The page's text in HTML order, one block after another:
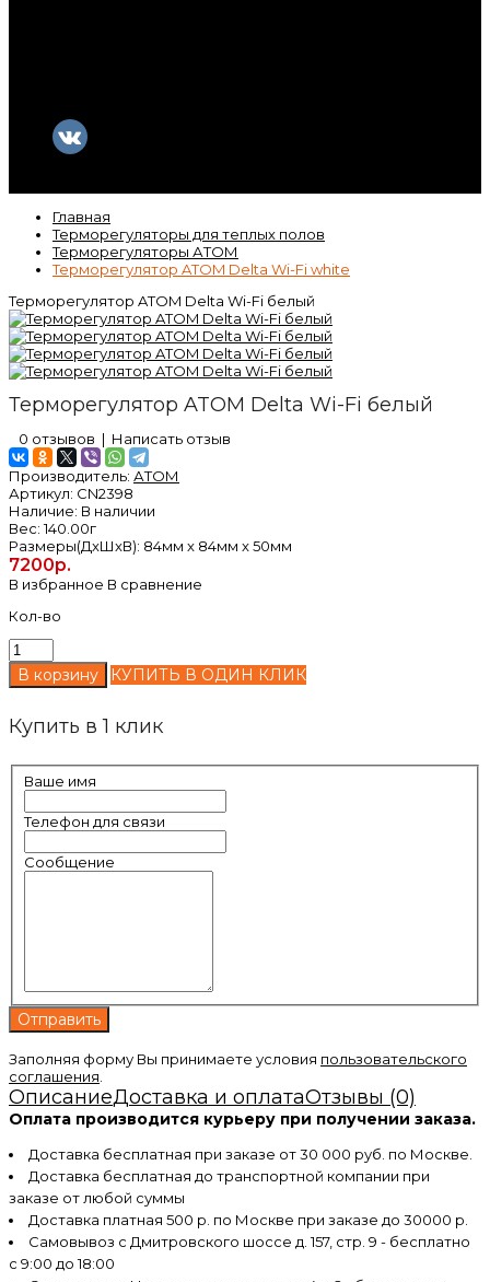
Главная
Терморегуляторы для теплых полов
Терморегуляторы АТОМ
Терморегулятор ATOM Delta Wi-Fi white
Терморегулятор ATOM Delta Wi-Fi белый
Терморегулятор ATOM Delta Wi-Fi белый
0 отзывов | Написать отзыв
Производитель: АТОМ
Артикул: CN2398
Наличие: В наличии
Вес:140.00г
Размеры(ДxШxВ): 84мм x 84мм x 50мм
7200р.
В избранное В сравнение
Кол-во
КУПИТЬ В ОДИН КЛИК
Купить в 1 клик
Ваше имя
Телефон для связи
Сообщение
Заполняя форму Вы принимаете условия пользовательского
соглашения
ОписаниеДоставка и оплатаОтзывы (0)
Оплата производится курьеру при получении заказа.
Доставка бесплатная при заказе от 30 000 руб. по Москве.
Доставка бесплатная до транспортной компании при
заказе от любой суммы
Доставка платная 500 р. по Москве при заказе до 30000 р.
Самовывоз с Дмитровского шоссе д. 157, стр. 9 - бесплатно
с 9:00 до 18:00